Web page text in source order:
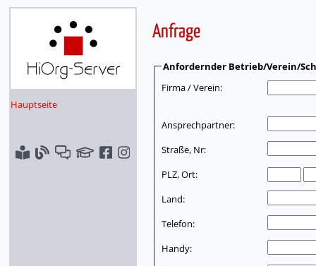
Hauptseite
Anfrage
Anfordernder Betrieb/Verein/
Firma / Verein:
Ansprechpartner:
Straße, Nr:
PLZ, Ort:
Land:
Telefon:
Handy: